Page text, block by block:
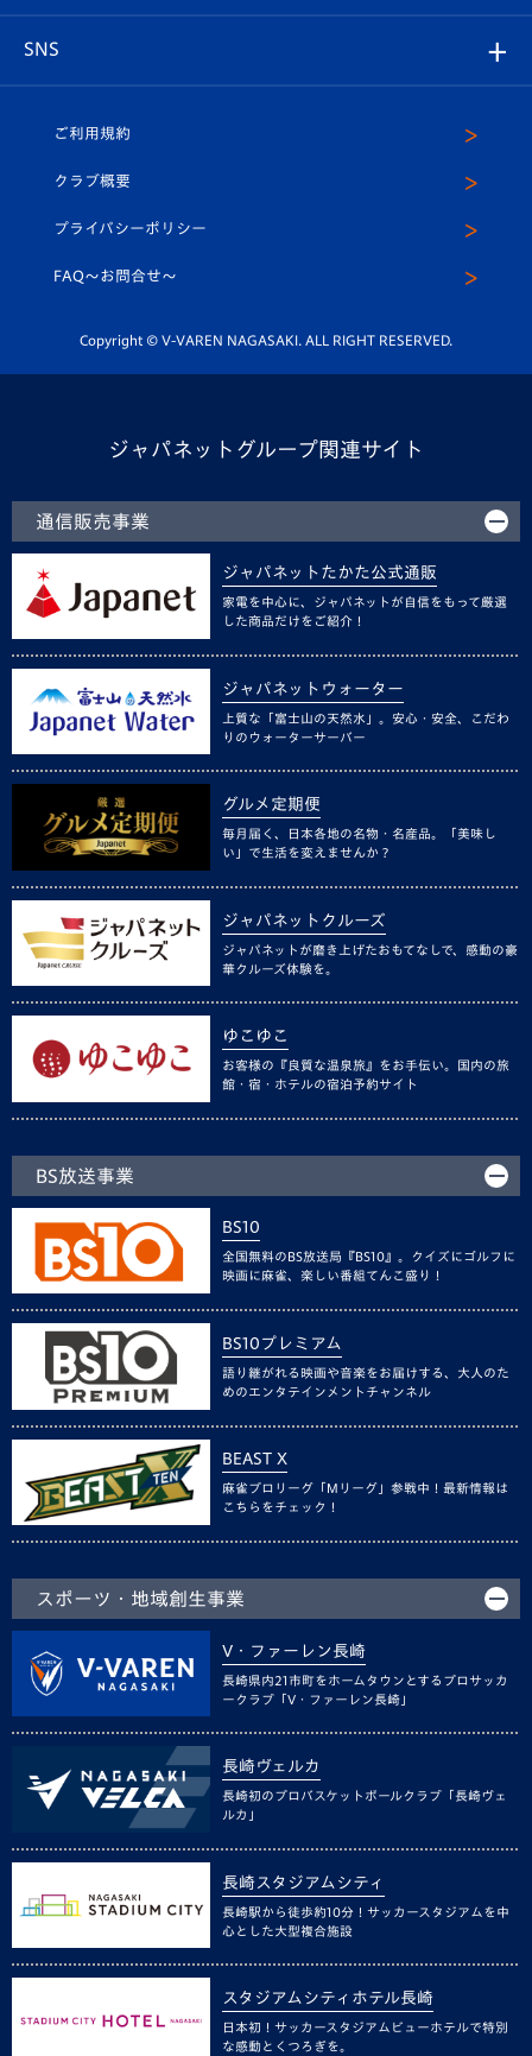
ホームタウン
平和祈念活動
ホームタウン活動
プレイヤーズスイート
店舗情報
U-18
スクール
SNS
ヴィヴィくんインスタグラム
公式LINE＠
ご利用規約
クラブ概要
プライバシーポリシー
FAQ〜お問合せ〜
Copyright © V-VAREN NAGASAKI. ALL RIGHT RESERVED.
ジャパネットグループ関連サイト
通信販売事業
ジャパネットたかた公式通販
家電を中心に、ジャパネットが自信をもって厳選
した商品だけをご紹介！
ジャパネットウォーター
上質な「富士山の天然水」。安心・安全、こだわ
りのウォーターサーバー
グルメ定期便
毎月届く、日本各地の名物・名産品。「美味し
い」で生活を変えませんか？
ジャパネットクルーズ
ジャパネットが磨き上げたおもてなしで、感動の豪
華クルーズ体験を。
ゆこゆこ
お客様の『良質な温泉旅』をお手伝い。国内の旅
館・宿・ホテルの宿泊予約サイト
BS放送事業
BS10
全国無料のBS放送局『BS10』。クイズにゴルフに
映画に麻雀、楽しい番組てんこ盛り！
BS10プレミアム
語り継がれる映画や音楽をお届けする、大人のた
めのエンタテインメントチャンネル
BEAST X
麻雀プロリーグ「Mリーグ」参戦中！最新情報は
こちらをチェック！
スポーツ・地域創生事業
V・ファーレン長崎
長崎県内21市町をホームタウンとするプロサッカ
ークラブ「V・ファーレン長崎」
長崎ヴェルカ
長崎初のプロバスケットボールクラブ「長崎ヴェ
ルカ」
長崎スタジアムシティ
長崎駅から徒歩約10分！サッカースタジアムを中
心とした大型複合施設
スタジアムシティホテル長崎
日本初！サッカースタジアムビューホテルで特別
な感動とくつろぎを。